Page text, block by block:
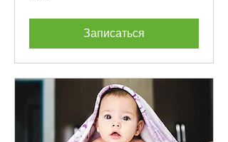
Записаться